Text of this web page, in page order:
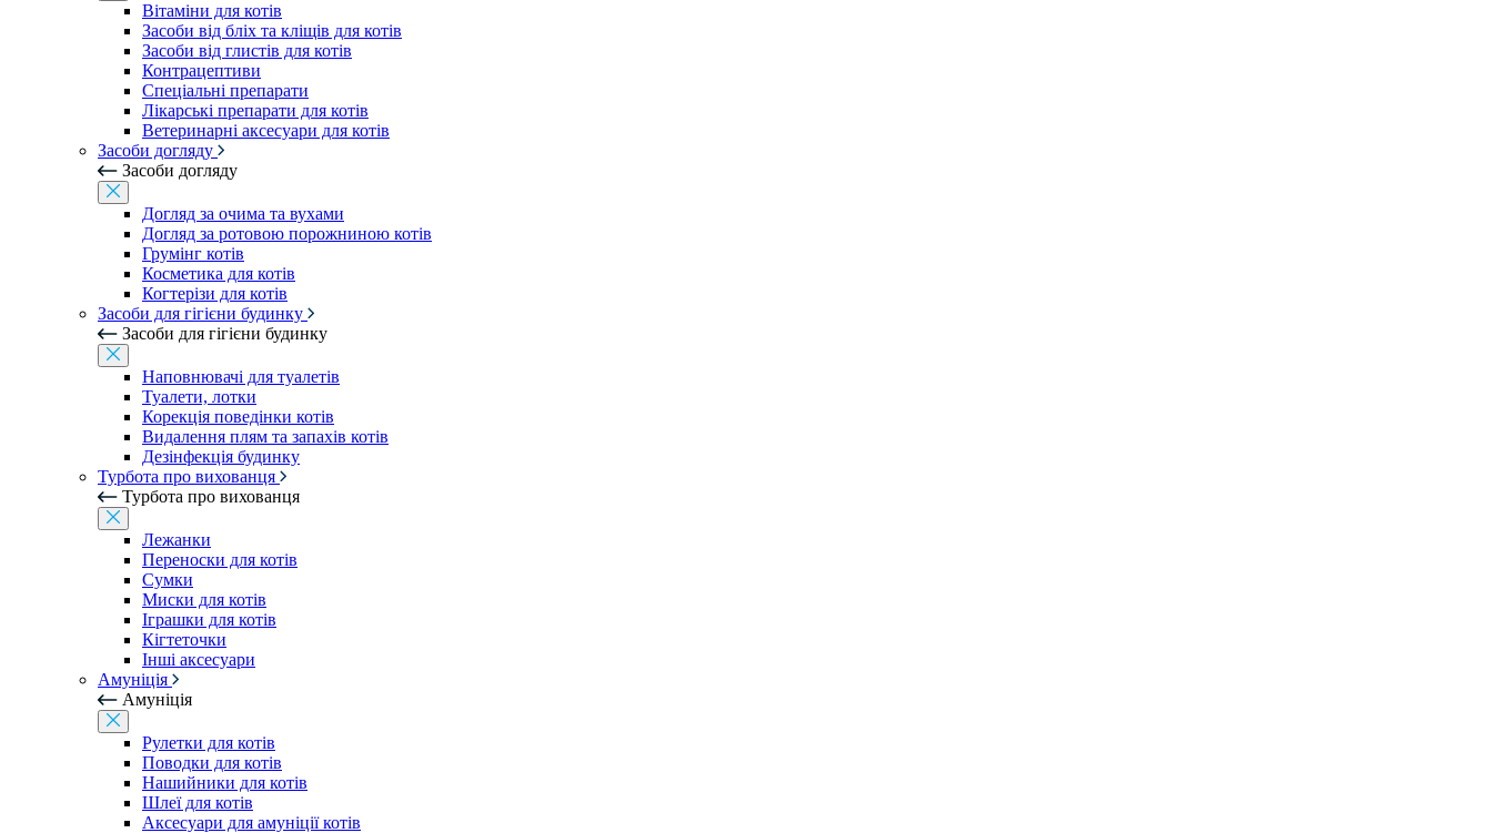
Вітаміни для котів
Засоби від бліх та кліщів для котів
Засоби від глистів для котів
Контрацептиви
Спеціальні препарати
Лікарські препарати для котів
Ветеринарні аксесуари для котів
Засоби догляду
Засоби догляду
Догляд за очима та вухами
Догляд за ротовою порожниною котів
Грумінг котів
Косметика для котів
Когтерізи для котів
Засоби для гігієни будинку
Засоби для гігієни будинку
Наповнювачі для туалетів
Туалети, лотки
Корекція поведінки котів
Видалення плям та запахів котів
Дезінфекція будинку
Турбота про вихованця
Турбота про вихованця
Лежанки
Переноски для котів
Сумки
Миски для котів
Іграшки для котів
Кігтеточки
Інші аксесуари
Амуніція
Амуніція
Рулетки для котів
Поводки для котів
Нашийники для котів
Шлеї для котів
Аксесуари для амуніції котів